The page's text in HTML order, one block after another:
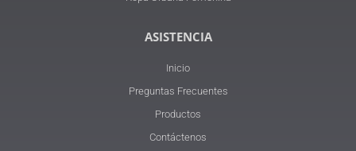
ASISTENCIA
Inicio
Preguntas Frecuentes
Productos
Contáctenos